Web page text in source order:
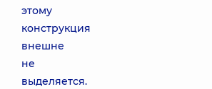
этому
конструкция
внешне
не
выделяется.